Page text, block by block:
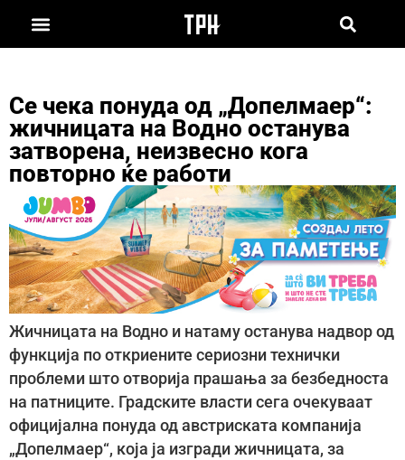
Се чека понуда од „Допелмаер“:
жичницата на Водно останува
затворена, неизвесно кога
повторно ќе работи
Жичницата на Водно и натаму останува надвор од
функција по откриените сериозни технички
проблеми што отворија прашања за безбедноста
на патниците. Градските власти сега очекуваат
официјална понуда од австриската компанија
„Допелмаер“, која ја изгради жичницата, за